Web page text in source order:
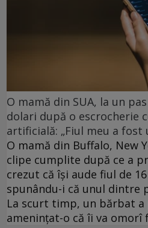
O mamă din SUA, la un
dolari după o escrocherie
artificială: „Fiul meu a fost
O mamă din Buffalo, New
clipe cumplite după ce a
crezut că își aude fiul de
spunându-i că unul dintre
La scurt timp, un bărbat
amenințat-o că îi va omorî